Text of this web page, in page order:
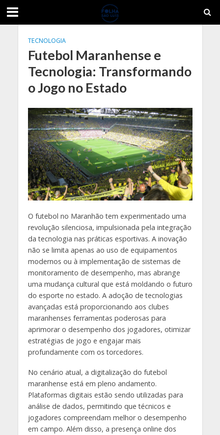
TECNOLOGIA
Futebol Maranhense e
Tecnologia: Transformando
o Jogo no Estado
O futebol no Maranhão tem experimentado uma
revolução silenciosa, impulsionada pela integração
da tecnologia nas práticas esportivas. A inovação
não se limita apenas ao uso de equipamentos
modernos ou à implementação de sistemas de
monitoramento de desempenho, mas abrange
uma mudança cultural que está moldando o futuro
do esporte no estado. A adoção de tecnologias
avançadas está proporcionando aos clubes
maranhenses ferramentas poderosas para
aprimorar o desempenho dos jogadores, otimizar
estratégias de jogo e engajar mais
profundamente com os torcedores.
No cenário atual, a digitalização do futebol
maranhense está em pleno andamento.
Plataformas digitais estão sendo utilizadas para
análise de dados, permitindo que técnicos e
jogadores compreendam melhor o desempenho
em campo. Além disso, a presença online dos